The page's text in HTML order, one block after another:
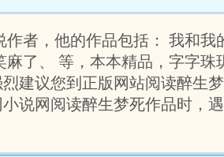
者，他的作品包括： 我和
了、 等，本本精品，字字
建议您到正版网站阅读醉生
说网阅读醉生梦死作品时，